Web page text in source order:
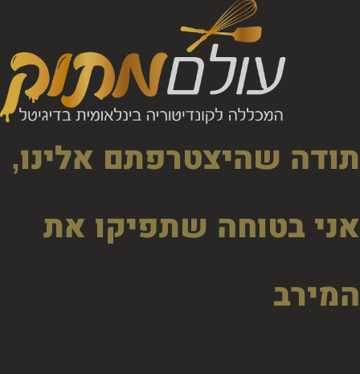
olamatokonline.com
תודה שהיצטרפתם אלינו,
אני בטוחה שתפיקו את
המירב